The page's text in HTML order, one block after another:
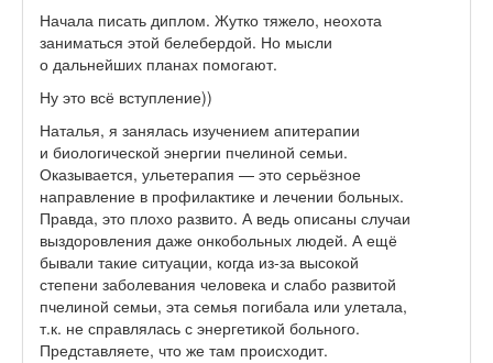
Начала писать диплом. Жутко тяжело, неохота
заниматься этой белебердой. Но мысли
о дальнейших планах помогают.
Ну это всё вступление))
Наталья, я занялась изучением апитерапии
и биологической энергии пчелиной семьи.
Оказывается, ульетерапия — это серьёзное
направление в профилактике и лечении больных.
Правда, это плохо развито. А ведь описаны случаи
выздоровления даже онкобольных людей. А ещё
бывали такие ситуации, когда из-за высокой
степени заболевания человека и слабо развитой
пчелиной семьи, эта семья погибала или улетала,
т.к. не справлялась с энергетикой больного.
Представляете, что же там происходит.